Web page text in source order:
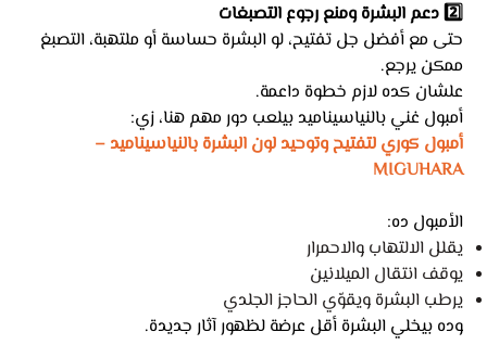
2️⃣ دعم البشرة ومنع رجوع التصبغات
حتى مع أفضل جل تفتيح، لو البشرة حساسة أو ملتهبة، التصبغ
ممكن يرجع.
علشان كده لازم خطوة داعمة.
أمبول غني بالنياسيناميد بيلعب دور مهم هنا، زي:
أمبول كوري لتفتيح وتوحيد لون البشرة بالنياسيناميد –
MIGUHARA
الأمبول ده:
يقلل الالتهاب والاحمرار
يوقف انتقال الميلانين
يرطب البشرة ويقوّي الحاجز الجلدي
وده بيخلي البشرة أقل عرضة لظهور آثار جديدة.